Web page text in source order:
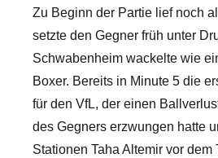
Zu Beginn der Partie lief noch
setzte den Gegner früh unter
Schwabenheim wackelte wie
Boxer. Bereits in Minute 5 die
für den VfL, der einen
des Gegners erzwungen hatte
Stationen Taha Altemir vor dem